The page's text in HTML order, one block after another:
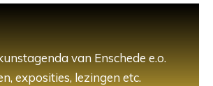
van Enschede e.o.
exposities, lezingen etc.